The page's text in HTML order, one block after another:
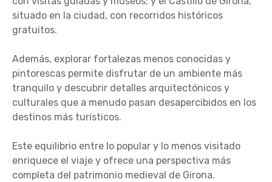
situado en la ciudad, con recorridos históricos
gratuitos.
Además, explorar fortalezas menos conocidas y
pintorescas permite disfrutar de un ambiente más
tranquilo y descubrir detalles arquitectónicos y
culturales que a menudo pasan desapercibidos en los
destinos más turísticos.
Este equilibrio entre lo popular y lo menos visitado
enriquece el viaje y ofrece una perspectiva más
completa del patrimonio medieval de Girona.